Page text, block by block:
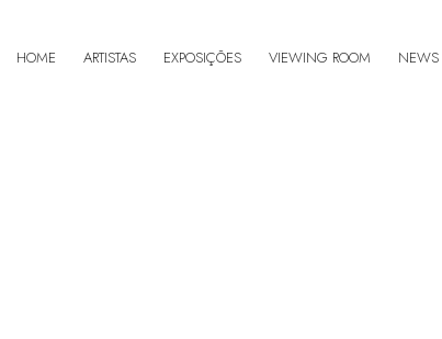
HOME ARTISTAS EXPOSIÇÕES VIEWING ROOM NEWS